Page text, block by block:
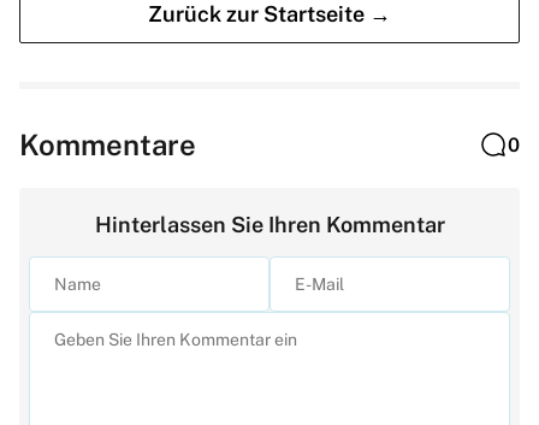
Zurück zur Startseite →
Kommentare 0
Hinterlassen Sie Ihren Kommentar